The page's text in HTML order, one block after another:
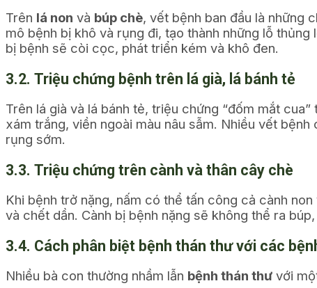
Trên lá non và búp chè, vết bệnh ban đầu là những
mô bệnh bị khô và rụng đi, tạo thành những lỗ
bị bệnh sẽ còi cọc, phát triển kém và khô đen.
3.2. Triệu chứng bệnh trên lá già, lá bánh tẻ
Trên lá già và lá bánh tẻ, triệu chứng “đốm mắt
xám trắng, viền ngoài màu nâu sẫm. Nhiều vết
rụng sớm.
3.3. Triệu chứng trên cành và thân cây chè
Khi bệnh trở nặng, nấm có thể tấn công cả cành
và chết dần. Cành bị bệnh nặng sẽ không thể ra
3.4. Cách phân biệt bệnh thán thư với các
Nhiều bà con thường nhầm lẫn bệnh thán thư với